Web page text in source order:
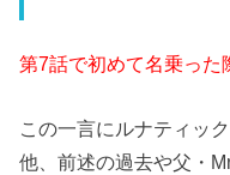
第7話で初めて名乗った
この一言にルナティッ
他、前述の過去や父・